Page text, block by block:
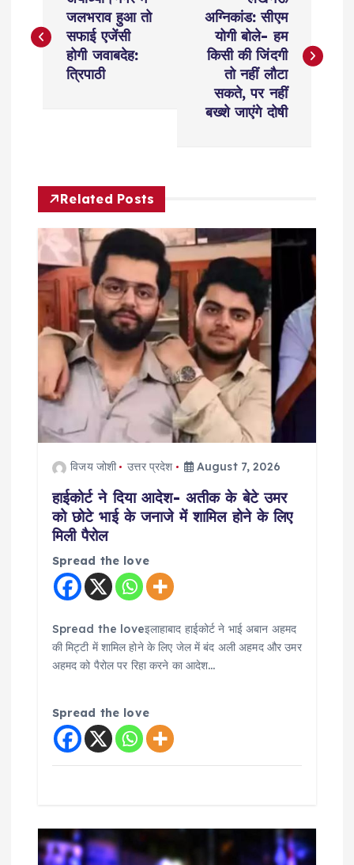
o
a
v
g
a
o
जलभराव हुआ तो
सफाई एजेंसी
होगी जवाबदेह:
त्रिपाठी
अग्निकांड: सीएम
योगी बोले- हम
किसी की जिंदगी
तो नहीं लौटा
सकते, पर नहीं
बख्शे जाएंगे दोषी
Related Posts
विजय जोशी उत्तर प्रदेश August 7, 2026
हाईकोर्ट ने दिया आदेश- अतीक के बेटे उमर
को छोटे भाई के जनाजे में शामिल होने के लिए
मिली पैरोल
Spread the love
Spread the loveइलाहाबाद हाईकोर्ट ने भाई अबान अहमद
की मिट्टी में शामिल होने के लिए जेल में बंद अली अहमद और उमर
अहमद को पैरोल पर रिहा करने का आदेश…
Spread the love